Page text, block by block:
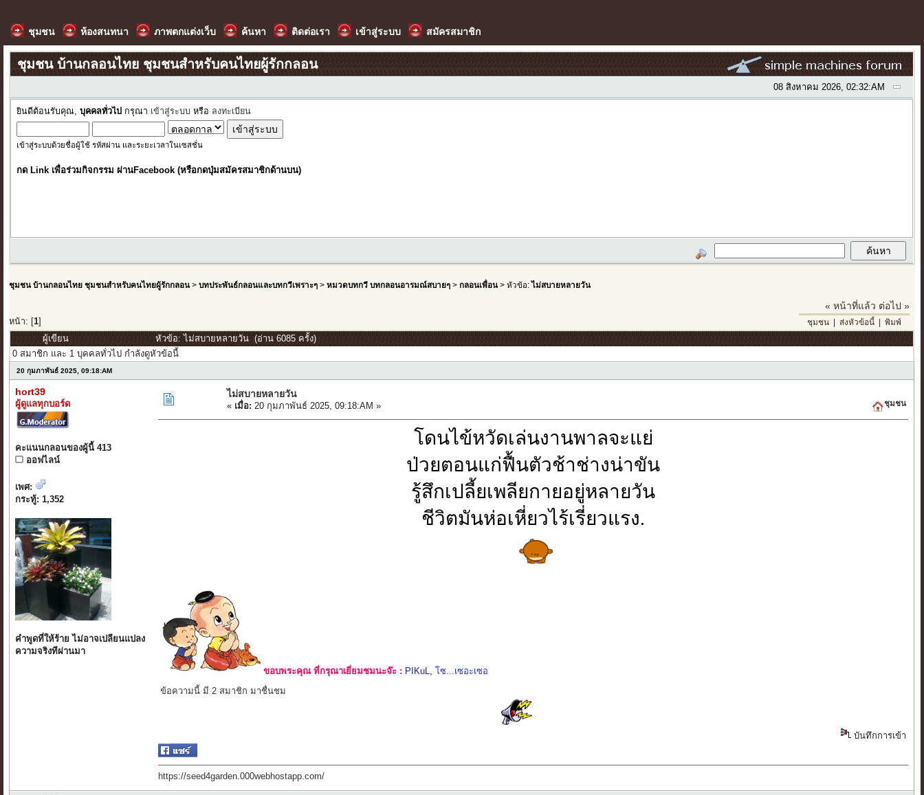
ชุมชน ห้องสนทนา ภาพตกแต่งเว็บ ค้นหา ติดต่อเรา เข้าสู่ระบบ สมัครสมาชิก
ชุมชน บ้านกลอนไทย ชุมชนสำหรับคนไทยผู้รักกลอน
08 สิงหาคม 2026, 02:32:AM
ยินดีต้อนรับคุณ,บุคคลทั่วไป กรุณา เข้าสู่ระบบ หรือ ลงทะเบียน
เข้าสู่ระบบด้วยชื่อผู้ใช้ รหัสผ่าน และระยะเวลาในเซสชั่น
กด Link เพื่อร่วมกิจกรรม ผ่านFacebook (หรือกดปุ่มสมัครสมาชิกด้านบน)
ชุมชน บ้านกลอนไทย ชุมชนสำหรับคนไทยผู้รักกลอน >บทประพันธ์กลอนและบทกวีเพราะๆ >หมวดบทกวี บทกลอนอารมณ์สบายๆ >กลอนเพื่อน > หัวข้อ:ไม่สบายหลายวัน
หน้า: [1
« หน้าที่แล้ว ต่อไป »
ชุมชน| ส่งหัวข้อนี้| พิมพ์
ผู้เขียน
หัวข้อ: ไม่สบายหลายวัน (อ่าน 6085 ครั้ง)
0 สมาชิก และ 1 บุคคลทั่วไป กำลังดูหัวข้อนี้
20 กุมภาพันธ์ 2025, 09:18:AM
hort39
ผู้ดูแลทุกบอร์ด
คะแนนกลอนของผู้นี้ 413
ออฟไลน์
เพศ:
กระทู้: 1,352
คำพูดที่ให้ร้าย ไม่อาจเปลียนแปลง
ความจริงทีผ่านมา
ไม่สบายหลายวัน
« เมื่อ: 20 กุมภาพันธ์ 2025, 09:18:AM » ชุมชน
โดนไข้หวัดเล่นงานพาลจะแย่
ป่วยตอนแก่ฟื้นตัวช้าช่างน่าขัน
รู้สึกเปลี้ยเพลียกายอยู่หลายวัน
ชีวิตมันห่อเหี่ยวไร้เรี่ยวแรง.
ขอบพระคุณ ที่กรุณาเยี่ยมชมนะจ๊ะ : PIKuL,โซ...เซอะเซอ
ข้อความนี้ มี 2 สมาชิก มาชื่นชม
บันทึกการเข้า
https://seed4garden.000webhostapp.com/